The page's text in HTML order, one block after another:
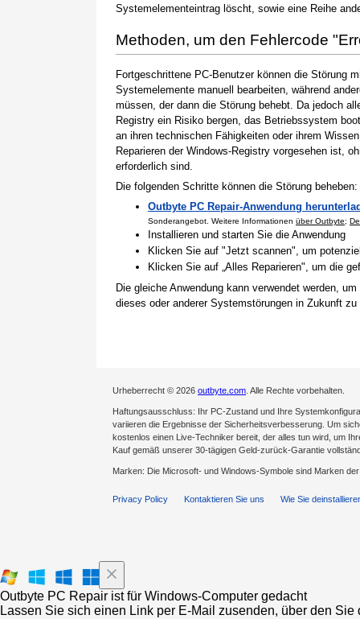
Systemelementeintrag löscht, sowie eine Reihe
Methoden, um den Fehlercode
Fortgeschrittene PC-Benutzer können die Störung
Systemelemente manuell bearbeiten, während
müssen, der dann die Störung behebt. Da jedoch
Registry ein Risiko bergen, das Betriebssystem
an ihren technischen Fähigkeiten oder ihrem
Reparieren der Windows-Registry vorgesehen ist,
erforderlich sind.
Die folgenden Schritte können die Störung beheben:
Outbyte PC Repair-Anwendung
Sonderangebot. Weitere Informationen über Outbyte;
Installieren und starten Sie die Anwendung
Klicken Sie auf "Jetzt scannen", um
Klicken Sie auf „Alles Reparieren", um die
Die gleiche Anwendung kann verwendet werden,
dieses oder anderer Systemstörungen in Zukunft zu
Urheberrecht © 2026 outbyte.com . Alle Rechte vorbehalten.
Haftungsausschluss: Ihr PC-Zustand und Ihre
variieren die Ergebnisse der Sicherheitsverbesserung. Um
kostenlos einen Live-Techniker bereit, der alles tun wird, um
Kauf gemäß unserer 30-tägigen Geld-zurück-Garantie
Marken: Die Microsoft- und Windows-Symbole sind Marken
Privacy Policy Kontaktieren Sie uns Wie Sie
Outbyte PC Repair ist für Windows-Computer gedacht
Lassen Sie sich einen Link per E-Mail zusenden, über den